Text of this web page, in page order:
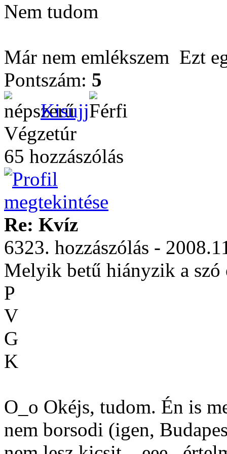
Nem tudom
Már nem emlékszem Ezt
Pontszám: 5
Kisujj
Végzetúr
65 hozzászólás
Re: Kvíz
6323. hozzászólás -
Melyik betű hiányzik a szó
P
V
G
K
O_o Okéjs, tudom. Én is
nem borsodi (igen,